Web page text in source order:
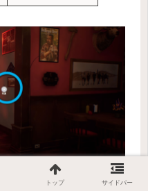
トップ サイドバー